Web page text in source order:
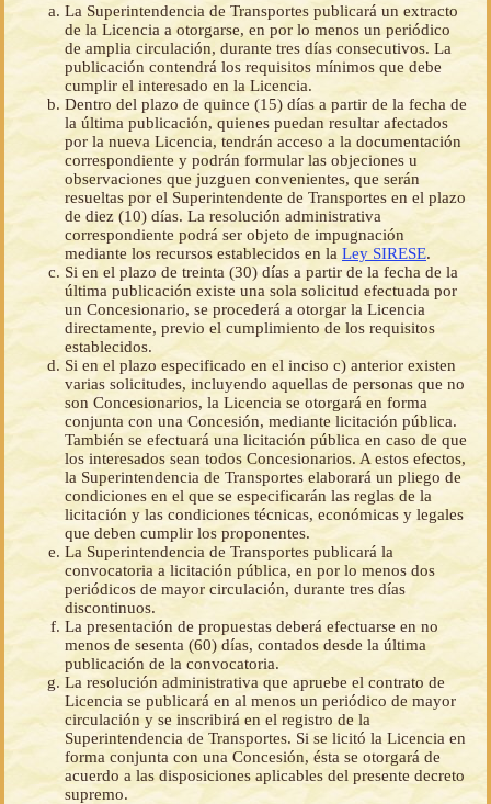
La Superintendencia de Transportes publicará un extracto
de la Licencia a otorgarse, en por lo menos un periódico
de amplia circulación, durante tres días consecutivos. La
publicación contendrá los requisitos mínimos que debe
cumplir el interesado en la Licencia.
Dentro del plazo de quince (15) días a partir de la fecha de
la última publicación, quienes puedan resultar afectados
por la nueva Licencia, tendrán acceso a la documentación
correspondiente y podrán formular las objeciones u
observaciones que juzguen convenientes, que serán
resueltas por el Superintendente de Transportes en el plazo
de diez (10) días. La resolución administrativa
correspondiente podrá ser objeto de impugnación
mediante los recursos establecidos en la Ley SIRESE.
Si en el plazo de treinta (30) días a partir de la fecha de la
última publicación existe una sola solicitud efectuada por
un Concesionario, se procederá a otorgar la Licencia
directamente, previo el cumplimiento de los requisitos
establecidos.
Si en el plazo especificado en el inciso c) anterior existen
varias solicitudes, incluyendo aquellas de personas que no
son Concesionarios, la Licencia se otorgará en forma
conjunta con una Concesión, mediante licitación pública.
También se efectuará una licitación pública en caso de que
los interesados sean todos Concesionarios. A estos efectos,
la Superintendencia de Transportes elaborará un pliego de
condiciones en el que se especificarán las reglas de la
licitación y las condiciones técnicas, económicas y legales
que deben cumplir los proponentes.
La Superintendencia de Transportes publicará la
convocatoria a licitación pública, en por lo menos dos
periódicos de mayor circulación, durante tres días
discontinuos.
La presentación de propuestas deberá efectuarse en no
menos de sesenta (60) días, contados desde la última
publicación de la convocatoria.
La resolución administrativa que apruebe el contrato de
Licencia se publicará en al menos un periódico de mayor
circulación y se inscribirá en el registro de la
Superintendencia de Transportes. Si se licitó la Licencia en
forma conjunta con una Concesión, ésta se otorgará de
acuerdo a las disposiciones aplicables del presente decreto
supremo.